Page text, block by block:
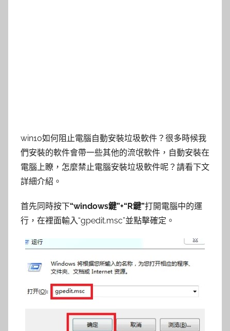
win10如何阻止電腦自動安裝垃圾軟件？很多時候我
們安裝的軟件會帶一些其他的流氓軟件，自動安裝在
電腦上瞭，怎麼禁止電腦安裝垃圾軟件呢？請看下文
詳細介紹。
首先同時按下“windows鍵”+“R鍵”打開電腦中的運
行，在裡面輸入“gpedit.msc”並點擊確定。